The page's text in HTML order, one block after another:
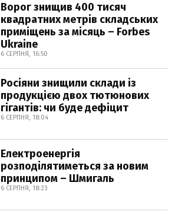
Ворог знищив 400 тисяч
квадратних метрів складських
приміщень за місяць – Forbes
Ukraine
6 СЕРПНЯ, 16:50
Росіяни знищили склади із
продукцією двох тютюнових
гігантів: чи буде дефіцит
6 СЕРПНЯ, 18:04
Електроенергія
розподілятиметься за новим
принципом – Шмигаль
6 СЕРПНЯ, 18:23